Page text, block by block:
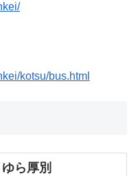
kotsu/bus.html
ら厚別